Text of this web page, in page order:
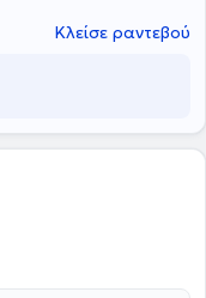
Κλείσε ραντεβού